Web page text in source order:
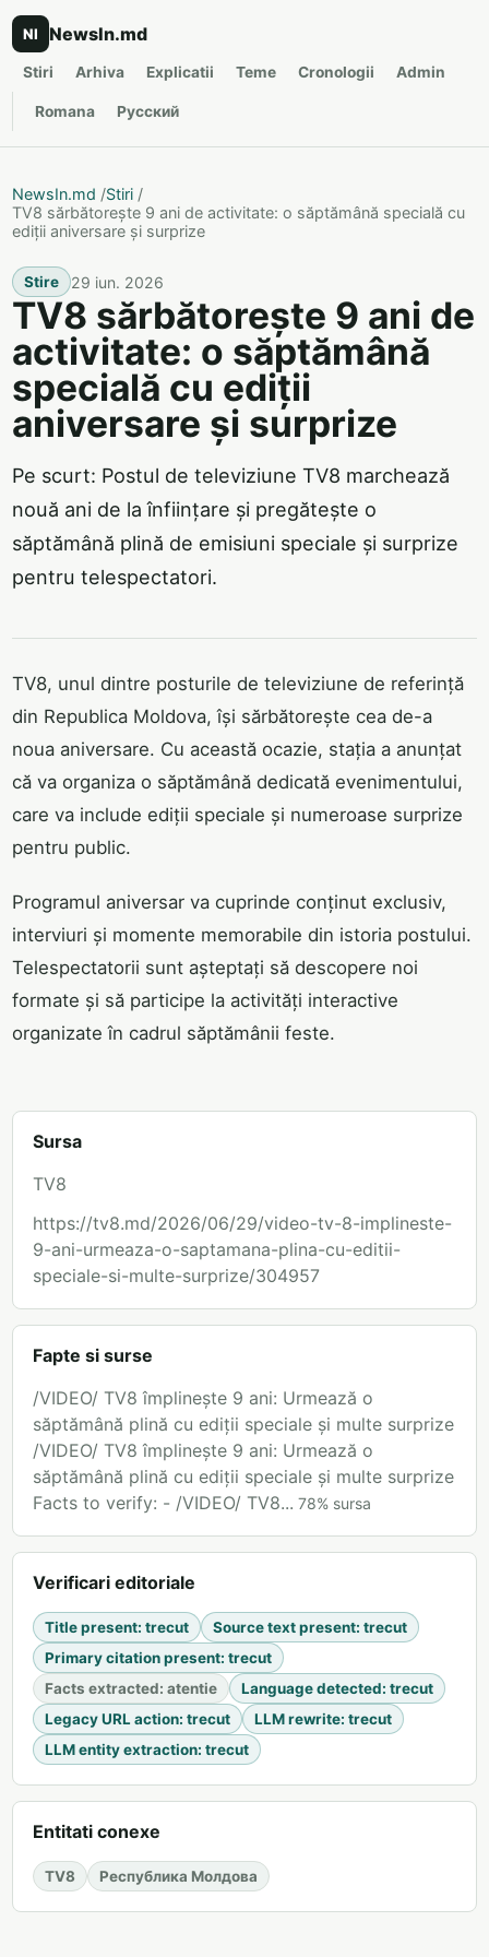
NI NewsIn.md
Stiri Arhiva Explicatii Teme Cronologii Admin
Romana Русский
NewsIn.md /Stiri /
TV8 sărbătorește 9 ani de activitate: o săptămână specială cu
ediții aniversare și surprize
Stire 29 iun. 2026
TV8 sărbătorește 9 ani de
activitate: o săptămână
specială cu ediții
aniversare și surprize
Pe scurt: Postul de televiziune TV8 marchează
nouă ani de la înființare și pregătește o
săptămână plină de emisiuni speciale și surprize
pentru telespectatori.
TV8, unul dintre posturile de televiziune de referință
din Republica Moldova, își sărbătorește cea de-a
noua aniversare. Cu această ocazie, stația a anunțat
că va organiza o săptămână dedicată evenimentului,
care va include ediții speciale și numeroase surprize
pentru public.
Programul aniversar va cuprinde conținut exclusiv,
interviuri și momente memorabile din istoria postului.
Telespectatorii sunt așteptați să descopere noi
formate și să participe la activități interactive
organizate în cadrul săptămânii feste.
Sursa
TV8
https://tv8.md/2026/06/29/video-tv-8-implineste-
9-ani-urmeaza-o-saptamana-plina-cu-editii-
speciale-si-multe-surprize/304957
Fapte si surse
/VIDEO/ TV8 împlinește 9 ani: Urmează o
săptămână plină cu ediții speciale și multe surprize
/VIDEO/ TV8 împlinește 9 ani: Urmează o
săptămână plină cu ediții speciale și multe surprize
Facts to verify: - /VIDEO/ TV8... 78% sursa
Verificari editoriale
Title present: trecut Source text present: trecut
Primary citation present: trecut
Facts extracted: atentie Language detected: trecut
Legacy URL action: trecut LLM rewrite: trecut
LLM entity extraction: trecut
Entitati conexe
TV8 Республика Молдова